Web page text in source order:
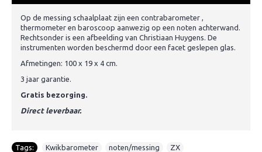
Op de messing schaalplaat zijn een contrabarometer ,
thermometer en baroscoop aanwezig op een noten achterwand.
Rechtsonder is een afbeelding van Christiaan Huygens. De
instrumenten worden beschermd door een facet geslepen glas.
Afmetingen: 100 x 19 x 4 cm.
3 jaar garantie.
Gratis bezorging.
Direct leverbaar.
Tags: Kwikbarometer noten/messing ZX